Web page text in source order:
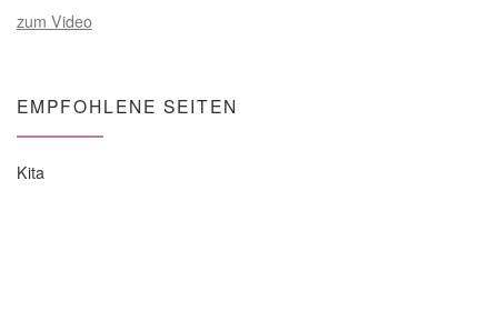
zum Video
EMPFOHLENE SEITEN
Kita